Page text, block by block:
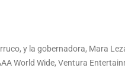
y la gobernadora, Mara
World Wide, Ventura